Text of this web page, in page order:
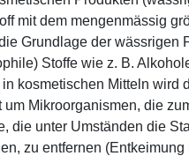
mit dem mengenmässig
Grundlage der wässrigen
Stoffe wie z. B.
kosmetischen Mitteln wird
um Mikroorganismen, die
die unter Umständen die
zu entfernen